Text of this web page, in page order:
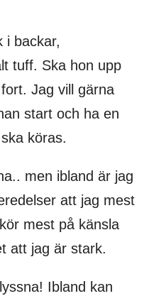
i backar,
tuff. Ska hon upp
Jag vill gärna
start och ha en
köras.
men ibland är jag
att jag mest
mest på känsla
att jag är stark.
Ibland kan